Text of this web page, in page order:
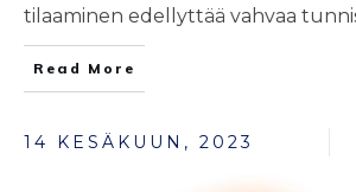
tilaaminen edellyttää vahvaa
Read More
14 KESÄKUUN, 2023